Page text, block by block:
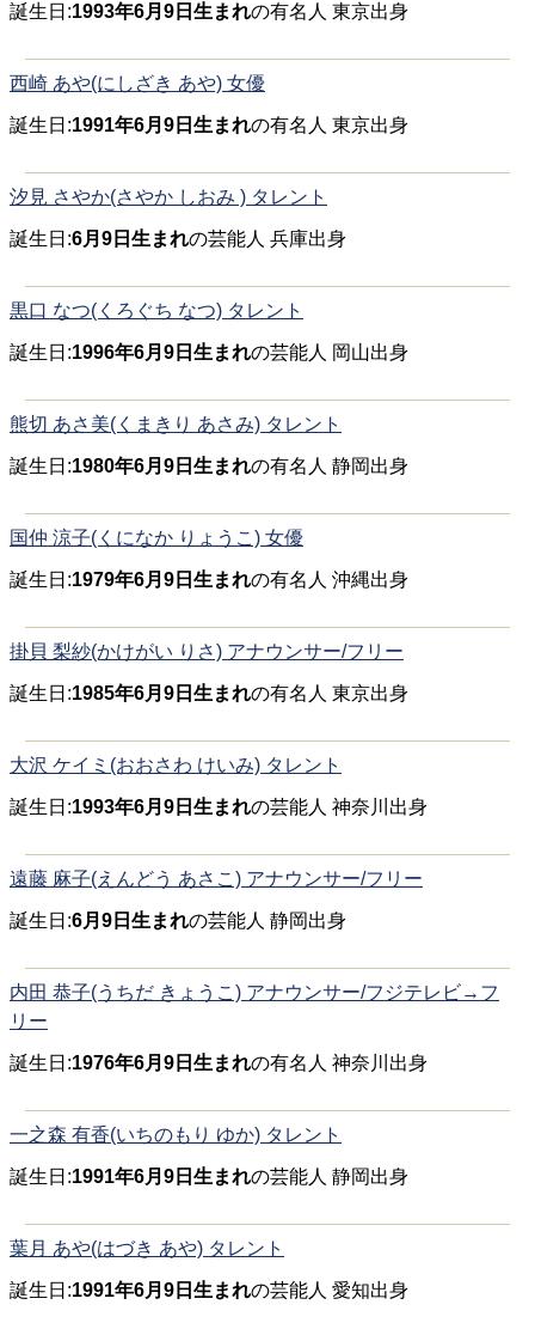
誕生日:1993年6月9日生まれの有名人 東京出身
西崎 あや(にしざき あや) 女優
誕生日:1991年6月9日生まれの有名人 東京出身
汐見 さやか(さやか しおみ ) タレント
誕生日:6月9日生まれの芸能人 兵庫出身
黒口 なつ(くろぐち なつ) タレント
誕生日:1996年6月9日生まれの芸能人 岡山出身
熊切 あさ美(くまきり あさみ) タレント
誕生日:1980年6月9日生まれの有名人 静岡出身
国仲 涼子(くになか りょうこ) 女優
誕生日:1979年6月9日生まれの有名人 沖縄出身
掛貝 梨紗(かけがい りさ) アナウンサー/フリー
誕生日:1985年6月9日生まれの有名人 東京出身
大沢 ケイミ(おおさわ けいみ) タレント
誕生日:1993年6月9日生まれの芸能人 神奈川出身
遠藤 麻子(えんどう あさこ) アナウンサー/フリー
誕生日:6月9日生まれの芸能人 静岡出身
内田 恭子(うちだ きょうこ) アナウンサー/フジテレビ→フ
リー
誕生日:1976年6月9日生まれの有名人 神奈川出身
一之森 有香(いちのもり ゆか) タレント
誕生日:1991年6月9日生まれの芸能人 静岡出身
葉月 あや(はづき あや) タレント
誕生日:1991年6月9日生まれの芸能人 愛知出身